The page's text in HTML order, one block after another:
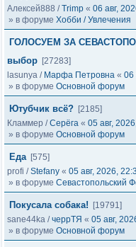
Алексей888 /Trimp « 06 авг,
» в форуме Хобби / Увлечения
ГОЛОСУЕМ ЗА
выбор [27283]
lasunya / Марфа Петровна « 06
» в форуме Основной форум
Ютубчик всё? [2185]
Кламмер /Серёга « 05 авг,
» в форуме Основной форум
Еда [575]
profi /Stefany « 05 авг, 2026,
» в форуме Севастопольский
Покусала собака!
[19791]
sane44ka /черрТЯ « 05 авг,
» в форуме Основной форум